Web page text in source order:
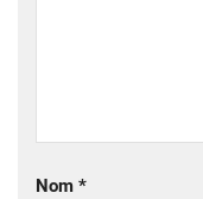
Nom *